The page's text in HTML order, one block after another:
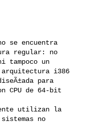
se encuentra
regular: no
un
i386
para
CPU de 64-bit
utilizan la
no